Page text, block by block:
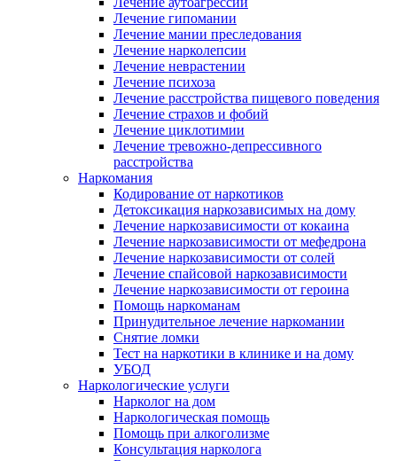
Лечение гипомании
Лечение мании преследования
Лечение нарколепсии
Лечение неврастении
Лечение психоза
Лечение расстройства пищевого поведения
Лечение страхов и фобий
Лечение циклотимии
Лечение тревожно-депрессивного
расстройства
Наркомания
Кодирование от наркотиков
Детоксикация наркозависимых на дому
Лечение наркозависимости от кокаина
Лечение наркозависимости от мефедрона
Лечение наркозависимости от солей
Лечение спайсовой наркозависимости
Лечение наркозависимости от героина
Помощь наркоманам
Принудительное лечение наркомании
Снятие ломки
Тест на наркотики в клинике и на дому
УБОД
Наркологические услуги
Нарколог на дом
Наркологическая помощь
Помощь при алкоголизме
Консультация нарколога